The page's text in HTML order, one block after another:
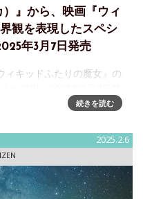
』から、映画『ウィ
観を表現したスペシ
年3月7日発売
ィキッドふたりの魔⼥』の
20代の女の子に向けた"と
続きを読む
2025.2.6